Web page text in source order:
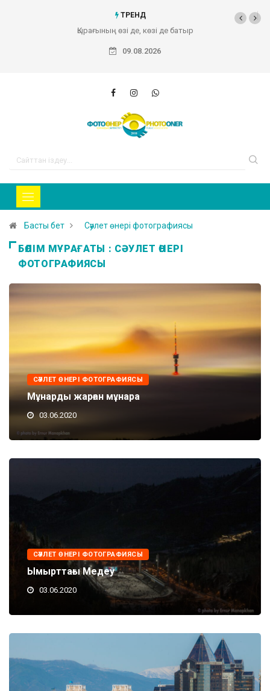
ТРЕНД
Қырағының өзі де, көзі де батыр
09.08.2026
Басты бет Сәулет өнері фотографиясы
БӨЛІМ МҰРАҒАТЫ : СӘУЛЕТ ӨНЕРІ
ФОТОГРАФИЯСЫ
СӘУЛЕТ ӨНЕРІ ФОТОГРАФИЯСЫ
Мұнарды жарған мұнара
03.06.2020
СӘУЛЕТ ӨНЕРІ ФОТОГРАФИЯСЫ
Ымырттағы Медеу
03.06.2020